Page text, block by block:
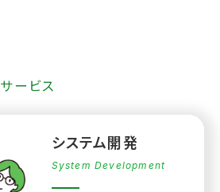
サービス
システム開発
System Development